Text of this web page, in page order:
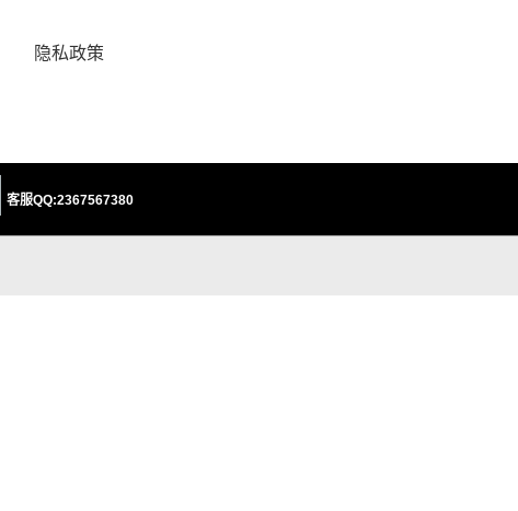
隐私政策
客服QQ:2367567380